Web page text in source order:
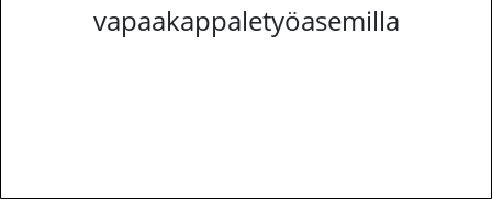
vapaakappaletyöasemilla